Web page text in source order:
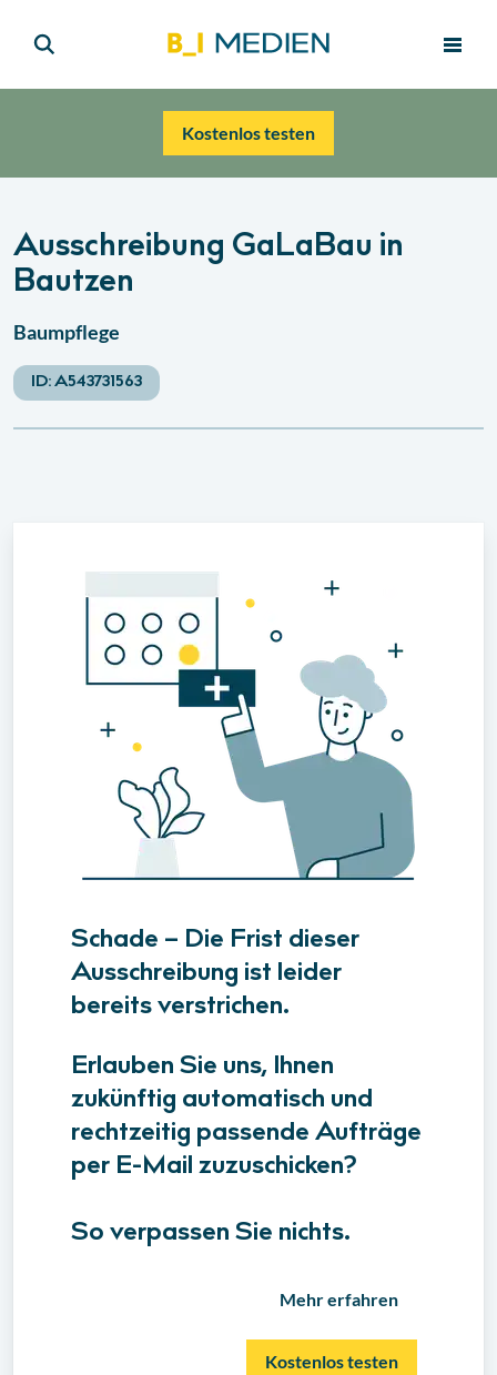
Kostenlos testen
Ausschreibung GaLaBau in
Bautzen
Baumpflege
ID:A543731563
Schade – Die Frist dieser
Ausschreibung ist leider
bereits verstrichen.
Erlauben Sie uns, Ihnen
zukünftig automatisch und
rechtzeitig passende Aufträge
per E-Mail zuzuschicken?
So verpassen Sie nichts.
Mehr erfahren
Kostenlos testen